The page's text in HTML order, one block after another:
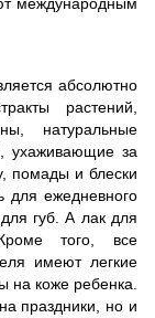
международным
абсолютно
растений,
натуральные
ухаживающие за
помады и блески
для ежедневного
губ. А лак для
того, все
имеют легкие
на коже ребенка.
праздники, но и